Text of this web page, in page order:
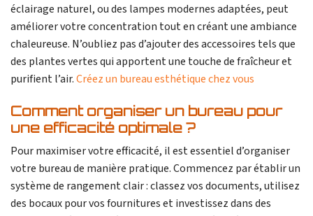
éclairage naturel, ou des lampes modernes adaptées, peut
améliorer votre concentration tout en créant une ambiance
chaleureuse. N’oubliez pas d’ajouter des accessoires tels que
des plantes vertes qui apportent une touche de fraîcheur et
purifient l’air.Créez un bureau esthétique chez vous
Comment organiser un bureau pour
une efficacité optimale ?
Pour maximiser votre efficacité, il est essentiel d’organiser
votre bureau de manière pratique. Commencez par établir un
système de rangement clair : classez vos documents, utilisez
des bocaux pour vos fournitures et investissez dans des